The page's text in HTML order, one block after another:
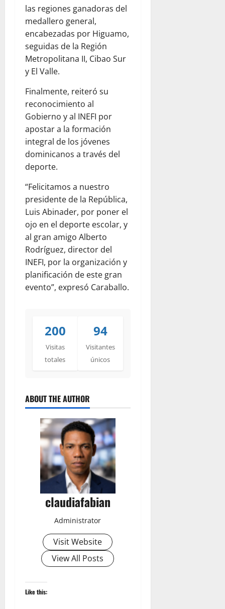
las regiones ganadoras del
medallero general,
encabezadas por Higuamo,
seguidas de la Región
Metropolitana II, Cibao Sur
y El Valle.
Finalmente, reiteró su
reconocimiento al
Gobierno y al INEFI por
apostar a la formación
integral de los jóvenes
dominicanos a través del
deporte.
“Felicitamos a nuestro
presidente de la República,
Luis Abinader, por poner el
ojo en el deporte escolar, y
al gran amigo Alberto
Rodríguez, director del
INEFI, por la organización y
planificación de este gran
evento”, expresó Caraballo.
200
Visitas
totales
94
Visitantes
únicos
ABOUT THE AUTHOR
claudiafabian
Administrator
Visit Website
View All Posts
Like this: